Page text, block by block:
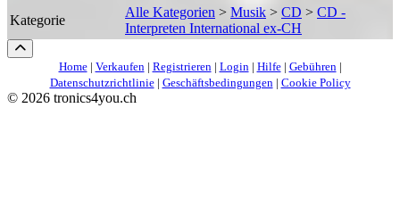
Kategorie
Alle Kategorien > Musik > CD > CD -
Interpreten International ex-CH
Home| Verkaufen| Registrieren| Login| Hilfe| Gebühren|
Datenschutzrichtlinie| Geschäftsbedingungen| Cookie Policy
© 2026 tronics4you.ch